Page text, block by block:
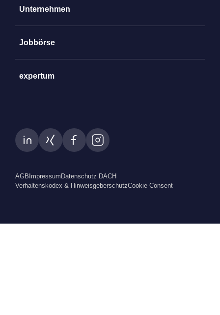
Unternehmen
Jobbörse
expertum
AGB Impressum Datenschutz DACH
Verhaltenskodex & HinweisgeberschutzCookie-Consent